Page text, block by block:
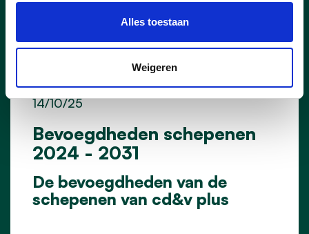
Alles toestaan
Weigeren
Bevoegdheden schepenen
2024 - 2031
14/10/25
De bevoegdheden van de
schepenen van cd&v plus